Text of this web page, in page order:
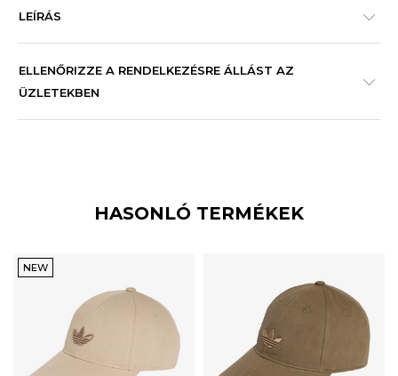
LEÍRÁS
ELLENŐRIZZE A RENDELKEZÉSRE ÁLLÁST AZ
ÜZLETEKBEN
HASONLÓ TERMÉKEK
NEW